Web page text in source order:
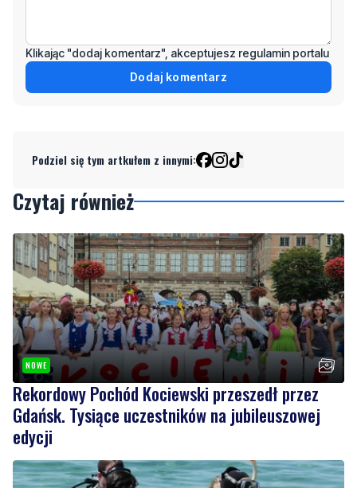
NOWE
Rekordowy Pochód Kociewski przeszedł przez
Gdańsk. Tysiące uczestników na jubileuszowej
edycji